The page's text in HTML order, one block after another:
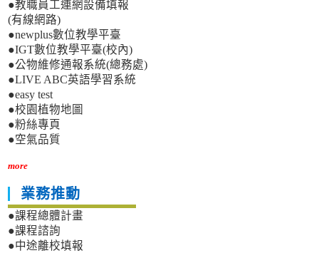
●教職員工連網設備填報
(有線網路)
●newplus數位教學平臺
●IGT數位教學平臺(校內)
●公物維修通報系統(總務處)
●LIVE ABC英語學習系統
●easy test
●校園植物地圖
●粉絲專頁
●空氣品質
more
業務推動
●課程總體計畫
●課程諮詢
●中途離校填報